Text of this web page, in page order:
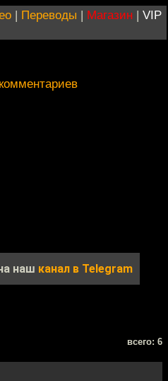
| Переводы | Магазин | VIP
наш канал в Telegram
всего: 6